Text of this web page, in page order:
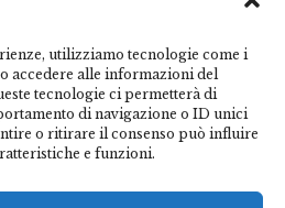
utilizziamo tecnologie come i
accedere alle informazioni del
tecnologie ci permetterà di
di navigazione o ID unici
o ritirare il consenso può influire
e funzioni.